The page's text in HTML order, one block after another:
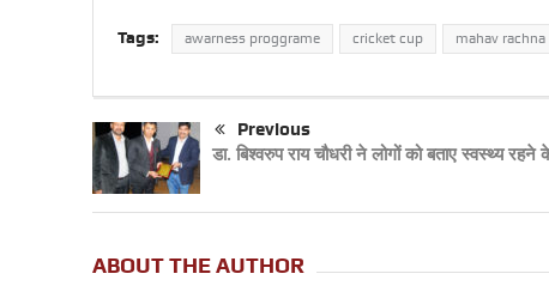
Tags: awarness proggrame cricket cup mahav rachna
Previous
डा. बिश्वरुप राय चौधरी ने लोगों को बताए स्वस्थ्य रहने
ABOUT THE AUTHOR